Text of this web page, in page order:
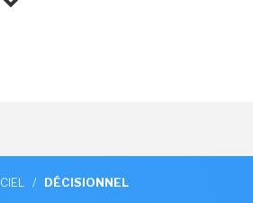
/ DÉCISIONNEL